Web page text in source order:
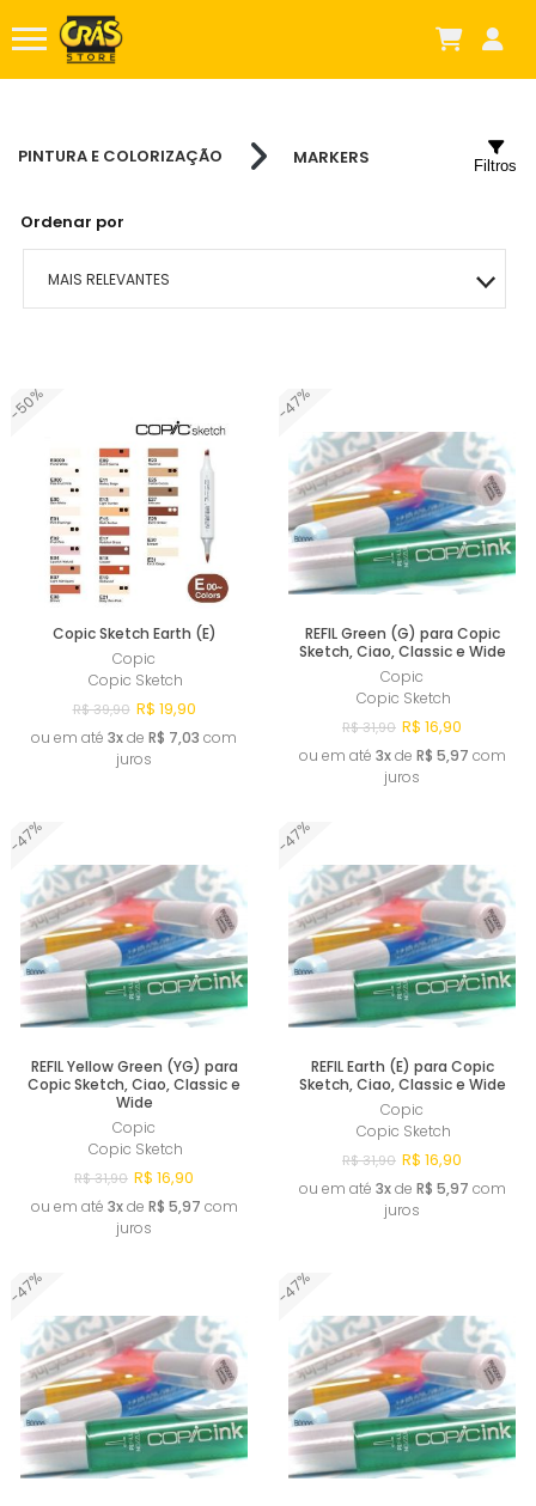
PINTURA E COLORIZAÇÃO MARKERS
Ordenar por
MAIS RELEVANTES
MAIOR PREÇO
A - Z
Filtros
-50%
Copic Sketch Earth (E)
Copic
Copic Sketch
R$ 39,90 R$ 19,90
ou em até 3xde R$ 7,03 com
juros
-47%
REFIL Green (G) para Copic
Sketch, Ciao, Classic e Wide
Copic
Copic Sketch
R$ 31,90 R$ 16,90
ou em até 3xde R$ 5,97 com
juros
-47%
REFIL Yellow Green (YG) para
Copic Sketch, Ciao, Classic e
Wide
Copic
Copic Sketch
R$ 31,90 R$ 16,90
ou em até 3xde R$ 5,97 com
juros
-47%
REFIL Earth (E) para Copic
Sketch, Ciao, Classic e Wide
Copic
Copic Sketch
R$ 31,90 R$ 16,90
ou em até 3xde R$ 5,97 com
juros
-47% -47%